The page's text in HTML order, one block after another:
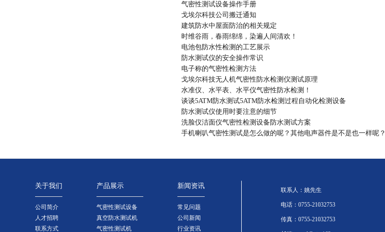
气密性测试设备操作手册
戈埃尔科技公司搬迁通知
建筑防水中屋面防治的相关规定
时维谷雨，春雨绵绵，染遍人间清欢！
电池包防水性检测的工艺展示
防水测试仪的安全操作常识
电子称的气密性检测方法
戈埃尔科技无人机气密性防水检测仪测试原理
水准仪、水平表、水平仪气密性防水检测！
谈谈5ATM防水测试5ATM防水检测过程自动化检测设备
防水测试仪使用时要注意的细节
洗脸仪洁面仪气密性检测设备防水测试方案
手机喇叭气密性测试是怎么做的呢？其他电声器件是不是也一样呢？
关于我们
公司简介
人才招聘
联系方式
产品展示
气密性测试设备
真空防水测试机
气密性测试机
新闻资讯
常见问题
公司新闻
行业资讯
联系人：姚先生
电话：0755-21032753
传真：0755-21032753